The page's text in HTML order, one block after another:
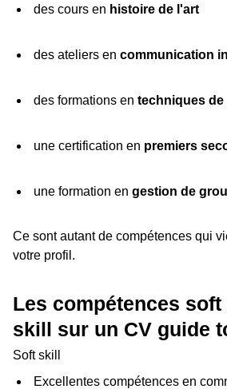
des cours en histoire de l'art
des ateliers en communication
des formations en techniques de
une certification en premiers
une formation en gestion de
Ce sont autant de compétences qui
votre profil.
Les compétences
skill sur un CV guide
Soft skill
Excellentes compétences en